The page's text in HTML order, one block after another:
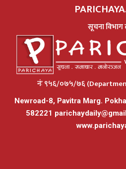
सूचना विभाग
नंः ९५६/०७५/७६
Newroad-8, Pavitra Marg.
582221